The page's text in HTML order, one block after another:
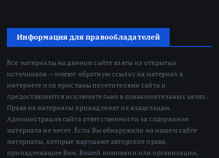
Информация для правообладателей
Все материалы на данном сайте взяты из открытых
источников — имеют обратную ссылку на материал в
интернете или присланы посетителями сайта и
предоставляются исключительно в ознакомительных целях.
Права на материалы принадлежат их владельцам.
Администрация сайта ответственности за содержание
материала не несет. Если Вы обнаружили на нашем сайте
материалы, которые нарушают авторские права,
принадлежащие Вам, Вашей компании или организации,